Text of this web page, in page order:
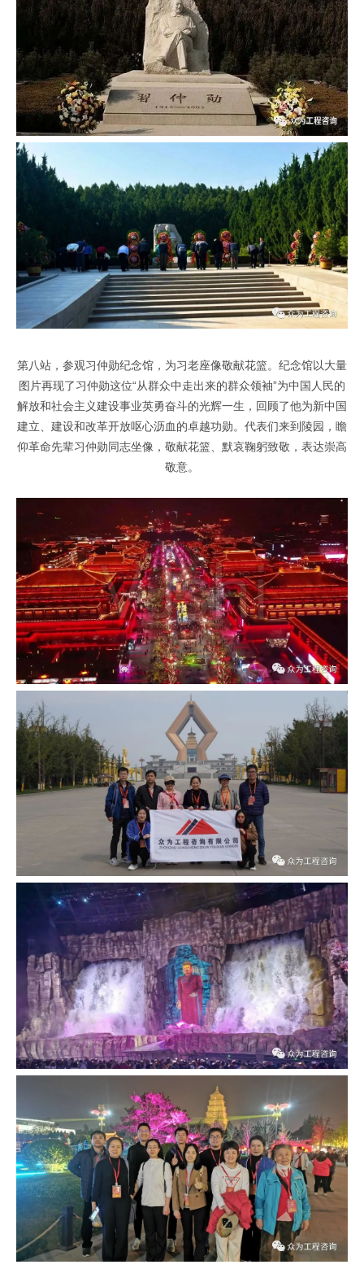
第八站，参观习仲勋纪念馆，为习老座像敬献花篮。纪念馆以大量
图片再现了习仲勋这位“从群众中走出来的群众领袖”为中国人民的
解放和社会主义建设事业英勇奋斗的光辉一生，回顾了他为新中国
建立、建设和改革开放呕心沥血的卓越功勋。代表们来到陵园，瞻
仰革命先辈习仲勋同志坐像，敬献花篮、默哀鞠躬致敬，表达崇高
敬意。